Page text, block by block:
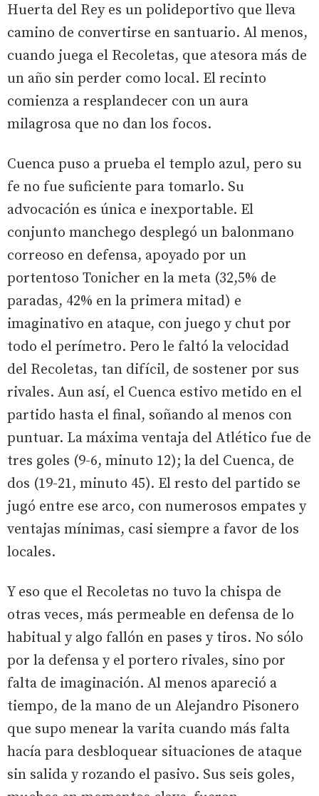
Huerta del Rey es un polideportivo que lleva
camino de convertirse en santuario. Al menos,
cuando juega el Recoletas, que atesora más de
un año sin perder como local. El recinto
comienza a resplandecer con un aura
milagrosa que no dan los focos.
Cuenca puso a prueba el templo azul, pero su
fe no fue suficiente para tomarlo. Su
advocación es única e inexportable. El
conjunto manchego desplegó un balonmano
correoso en defensa, apoyado por un
portentoso Tonicher en la meta (32,5% de
paradas, 42% en la primera mitad) e
imaginativo en ataque, con juego y chut por
todo el perímetro. Pero le faltó la velocidad
del Recoletas, tan difícil, de sostener por sus
rivales. Aun así, el Cuenca estivo metido en el
partido hasta el final, soñando al menos con
puntuar. La máxima ventaja del Atlético fue de
tres goles (9-6, minuto 12); la del Cuenca, de
dos (19-21, minuto 45). El resto del partido se
jugó entre ese arco, con numerosos empates y
ventajas mínimas, casi siempre a favor de los
locales.
Y eso que el Recoletas no tuvo la chispa de
otras veces, más permeable en defensa de lo
habitual y algo fallón en pases y tiros. No sólo
por la defensa y el portero rivales, sino por
falta de imaginación. Al menos apareció a
tiempo, de la mano de un Alejandro Pisonero
que supo menear la varita cuando más falta
hacía para desbloquear situaciones de ataque
sin salida y rozando el pasivo. Sus seis goles,